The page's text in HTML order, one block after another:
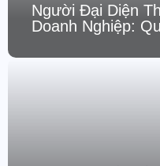
Người Đại Diện
Doanh Nghiệp: